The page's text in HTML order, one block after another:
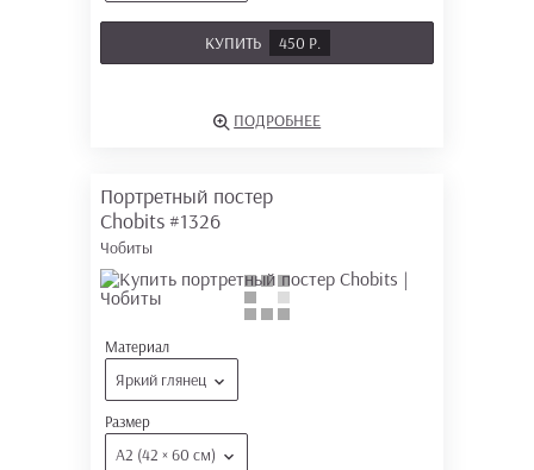
КУПИТЬ 450 Р.
ПОДРОБНЕЕ
Портретный постер
Chobits #1326
Чобиты
Материал
Яркий глянец
Размер
А2 (42 × 60 см)